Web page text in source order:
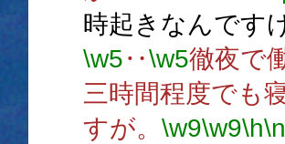
時起きなんです
\w5‥\w5徹夜で
三時間程度でも
すが。 \w9\w9\h\n